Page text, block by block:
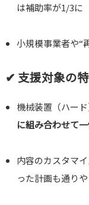
は補助率が1/3に
小規模事業者や“
✔ 支援対象の
機械装置（ハー
に組み合わせて
内容のカスタマ
った計画も通り